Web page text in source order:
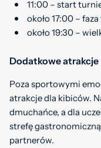
11:00 – start
około 17:00 –
około 19:30 –
Dodatkowe atrakcje
Poza sportowymi
atrakcje dla kibiców.
dmuchańce, a dla
strefę
partnerów.